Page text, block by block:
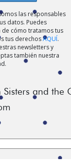
las responsables
datos. Puedes
de cómo tratamos tus
tus derechosAQUÍ.
newsletters y
también nuestra
and the